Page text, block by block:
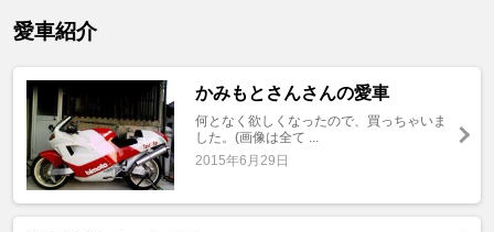
愛車紹介
かみもとさんさんの愛車
何となく欲しくなったので、買っちゃいま
した。(画像は全て ...
2015年6月29日